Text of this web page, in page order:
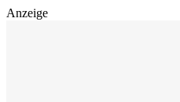
Anzeige